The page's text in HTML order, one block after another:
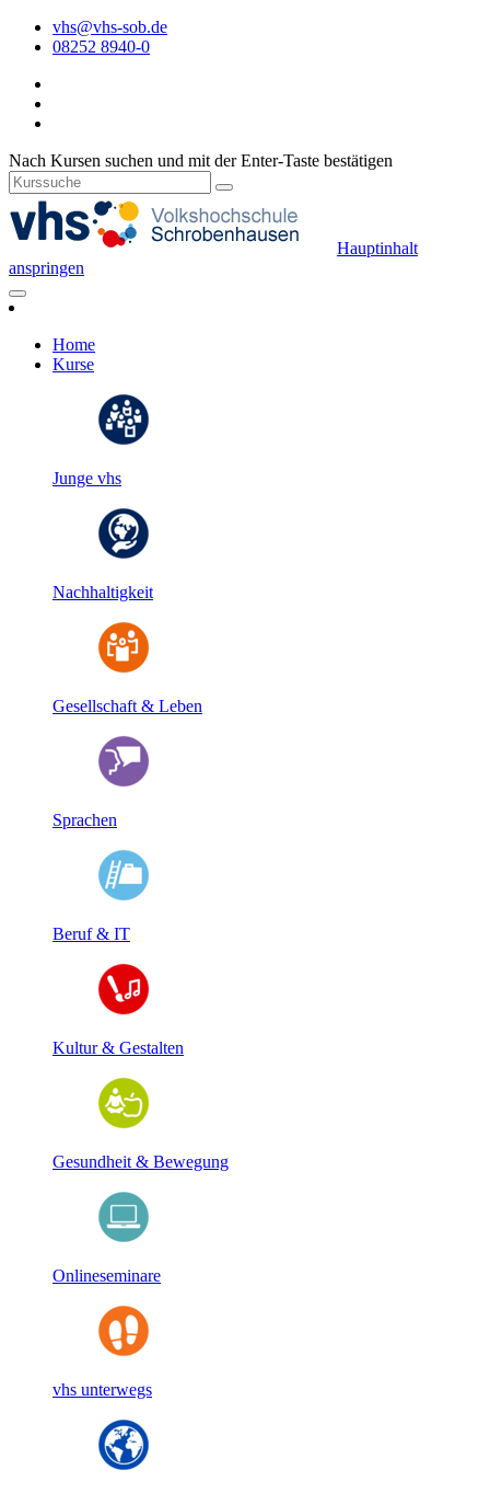
vhs@vhs-sob.de
08252 8940-0
Nach Kursen suchen und mit der Enter-Taste bestätigen
Hauptinhalt
anspringen
Home
Kurse
Junge vhs
Nachhaltigkeit
Gesellschaft & Leben
Sprachen
Beruf & IT
Kultur & Gestalten
Gesundheit & Bewegung
Onlineseminare
vhs unterwegs